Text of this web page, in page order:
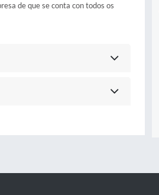
de que se conta con todos os